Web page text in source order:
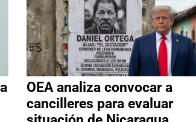
OEA analiza convocar a
cancilleres para evaluar